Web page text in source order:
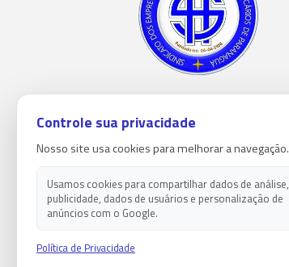
Controle sua privacidade
Nosso site usa cookies para melhorar a navegação.
Usamos cookies para compartilhar dados de análise,
publicidade, dados de usuários e personalização de
anúncios com o Google.
Política de Privacidade